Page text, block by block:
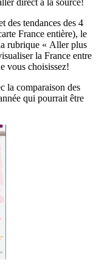
des tendances des 4
France entière), le
rubrique « Aller plus
la France entre
vous choisissez!
la comparaison des
qui pourrait être